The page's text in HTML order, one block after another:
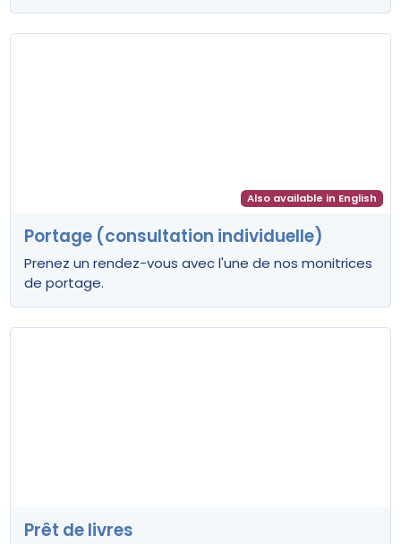
Also available in English
Portage (consultation individuelle)
Prenez un rendez-vous avec l'une de nos monitrices
de portage.
Prêt de livres